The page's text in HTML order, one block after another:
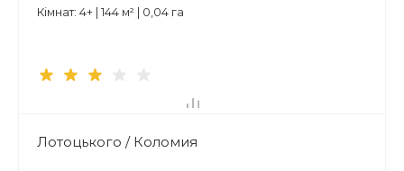
Кімнат: 4+ | 144 м² | 0,04 га
Лотоцького / Коломия